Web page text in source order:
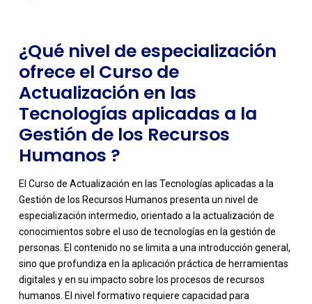
¿Qué nivel de especialización
ofrece el Curso de
Actualización en las
Tecnologías aplicadas a la
Gestión de los Recursos
Humanos ?
El Curso de Actualización en las Tecnologías aplicadas a la
Gestión de los Recursos Humanos presenta un nivel de
especialización intermedio, orientado a la actualización de
conocimientos sobre el uso de tecnologías en la gestión de
personas. El contenido no se limita a una introducción general,
sino que profundiza en la aplicación práctica de herramientas
digitales y en su impacto sobre los procesos de recursos
humanos. El nivel formativo requiere capacidad para
-